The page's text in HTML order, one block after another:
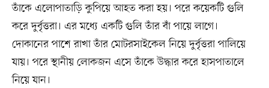
তাঁকে এলোপাতাড়ি কুপিয়ে আহত করা হয়। পরে কয়েকটি গুলি
করে দুর্বৃত্তরা। এর মধ্যে একটি গুলি তাঁর বাঁ পায়ে লাগে।
দোকানের পাশে রাখা তাঁর মোটরসাইকেল নিয়ে দুর্বৃত্তরা পালিয়ে
যায়। পরে স্থানীয় লোকজন এসে তাঁকে উদ্ধার করে হাসপাতালে
নিয়ে যান।